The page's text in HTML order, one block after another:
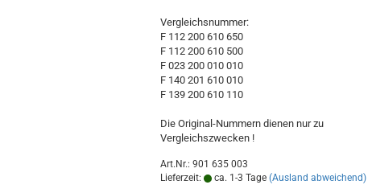
Vergleichsnummer:
F 112 200 610 650
F 112 200 610 500
F 023 200 010 010
F 140 201 610 010
F 139 200 610 110
Die Original-Nummern dienen nur zu
Vergleichszwecken !
Art.Nr.: 901 635 003
Lieferzeit:
ca. 1-3 Tage (Ausland abweichend)